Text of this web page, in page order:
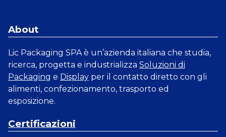
About
Lic Packaging SPA è un’azienda italiana che studia,
ricerca, progetta e industrializza Soluzioni di
Packaging e Display per il contatto diretto con gli
alimenti, confezionamento, trasporto ed
esposizione.
Certificazioni